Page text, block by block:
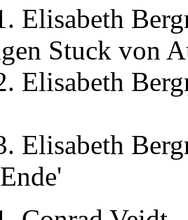
Elisabeth
Stuck von
Elisabeth
Elisabeth